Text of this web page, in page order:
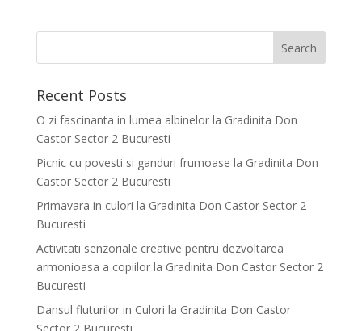
Recent Posts
O zi fascinanta in lumea albinelor la Gradinita Don
Castor Sector 2 Bucuresti
Picnic cu povesti si ganduri frumoase la Gradinita Don
Castor Sector 2 Bucuresti
Primavara in culori la Gradinita Don Castor Sector 2
Bucuresti
Activitati senzoriale creative pentru dezvoltarea
armonioasa a copiilor la Gradinita Don Castor Sector 2
Bucuresti
Dansul fluturilor in Culori la Gradinita Don Castor